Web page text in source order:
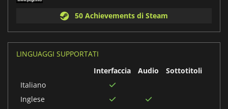
50 Achievements di Steam
LINGUAGGI SUPPORTATI
Interfaccia
Audio
Sottotitoli
Italiano
Inglese